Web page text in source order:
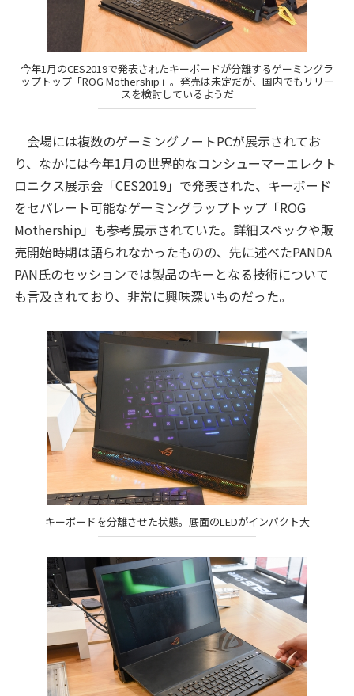
今年1月のCES2019で発表されたキーボードが分離するゲーミングラ
ップトップ「ROG Mothership」。発売は未定だが、国内でもリリー
スを検討しているようだ
会場には複数のゲーミングノートPCが展示されてお
り、なかには今年1月の世界的なコンシューマーエレクト
ロニクス展示会「CES2019」で発表された、キーボード
をセパレート可能なゲーミングラップトップ「ROG
Mothership」も参考展示されていた。詳細スペックや販
売開始時期は語られなかったものの、先に述べたPANDA
PAN氏のセッションでは製品のキーとなる技術について
も言及されており、非常に興味深いものだった。
キーボードを分離させた状態。底面のLEDがインパクト大